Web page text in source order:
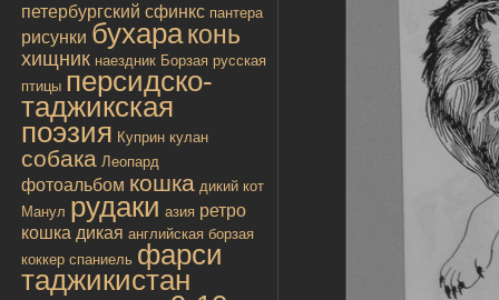
петербургский сфинкс пантера
рисунки бухараконь
хищник наездник Борзая русская
птицы персидско-
таджикская
поэзия Куприн кулан
собака Леопард
фотоальбом кошка дикий кот
Манул рудаки азия ретро
кошка дикая английская борзая
коккер спаниель фарси
таджикистан